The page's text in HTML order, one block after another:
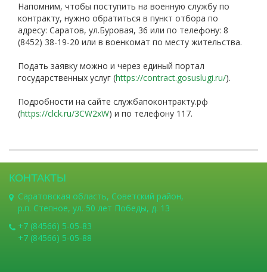
Напомним, чтобы поступить на военную службу по
контракту, нужно обратиться в пункт отбора по
адресу: Саратов, ул.Буровая, 36 или по телефону: 8
(8452) 38-19-20 или в военкомат по месту жительства.
Подать заявку можно и через единый портал
государственных услуг (https://contract.gosuslugi.ru/).
Подробности на сайте службапоконтракту.рф
(https://clck.ru/3CW2xW) и по телефону 117.
КОНТАКТЫ
Саратовская область, Советский район,
р.п. Степное, ул. 50 лет Победы, д. 13
+7 (84566) 5-05-83
+7 (84566) 5-05-88